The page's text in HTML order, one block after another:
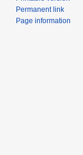
Permanent link
Page information